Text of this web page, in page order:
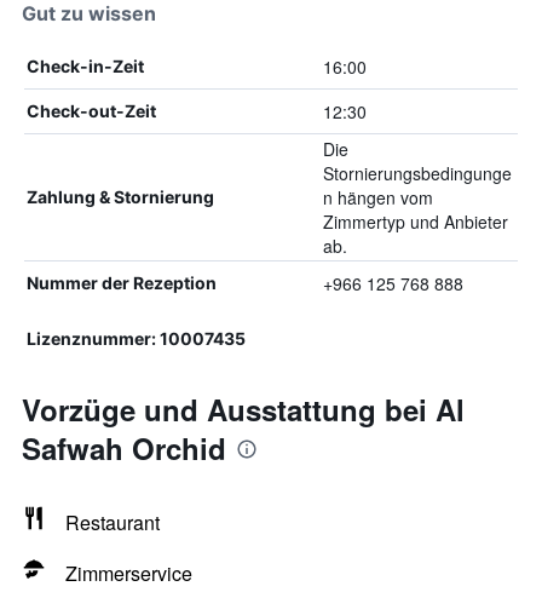
Gut zu wissen
Check-in-Zeit 16:00
Check-out-Zeit 12:30
Zahlung & Stornierung
Die
Stornierungsbedingunge
n hängen vom
Zimmertyp und Anbieter
ab.
Nummer der Rezeption +966 125 768 888
Lizenznummer: 10007435
Vorzüge und Ausstattung bei Al
Safwah Orchid
Restaurant
Zimmerservice